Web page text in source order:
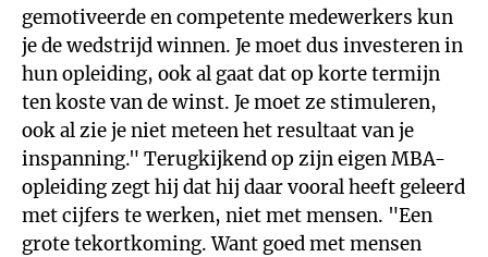
gemotiveerde en competente medewerkers kun
je de wedstrijd winnen. Je moet dus investeren in
hun opleiding, ook al gaat dat op korte termijn
ten koste van de winst. Je moet ze stimuleren,
ook al zie je niet meteen het resultaat van je
inspanning." Terugkijkend op zijn eigen MBA-
opleiding zegt hij dat hij daar vooral heeft geleerd
met cijfers te werken, niet met mensen. "Een
grote tekortkoming. Want goed met mensen